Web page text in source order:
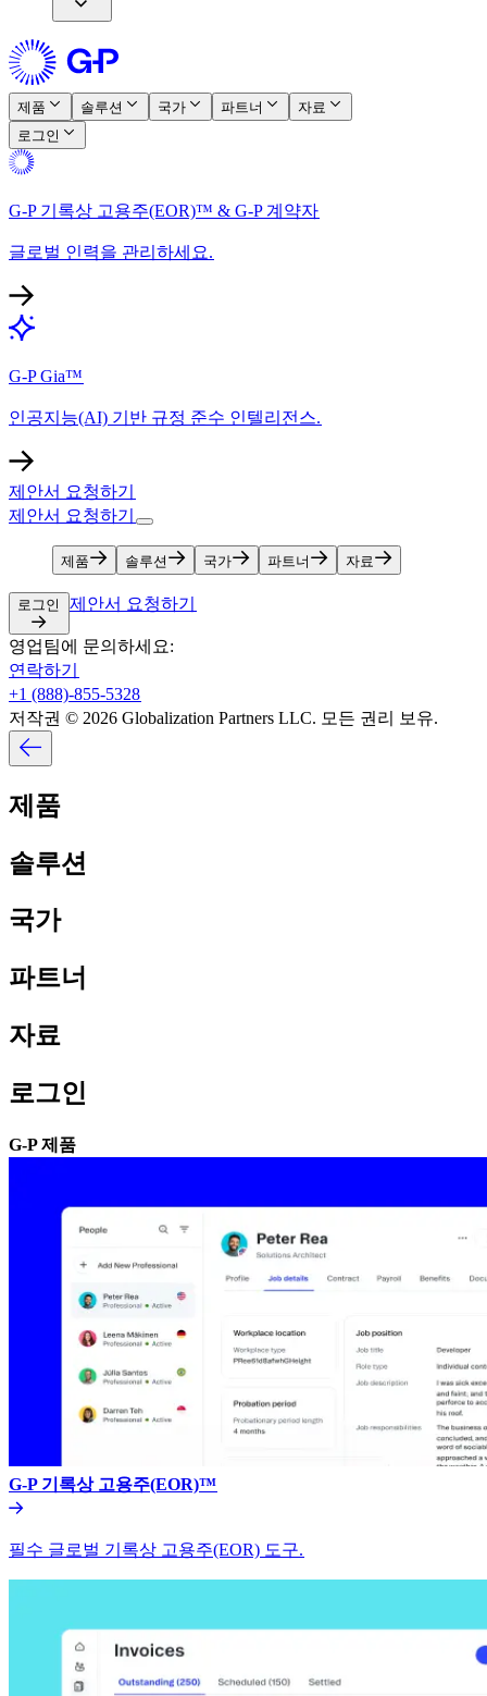
제품​​ 솔루션​​ 국가​​ 파트너​​
자료​​
로그인​​
G-P 기록상 고용주(EOR)™ & G-P 계약자​​
글로벌 인력을 관리하세요.​​
G-P Gia™​​
인공지능(AI) 기반 규정 준수 인텔리전스.​​
제안서 요청하기​​
제안서 요청하기​​
제품​​ 솔루션​​ 국가​​ 파트너​​ 자료​​
로그인​​ 제안서 요청하기​​
영업팀에 문의하세요:​​
연락하기​​
+1 (888)-855-5328​​
저작권 © 2026 Globalization Partners LLC. 모든 권리 보유.​​
제품​​
솔루션​​
국가​​
파트너​​
자료​​
로그인​​
G-P 제품​​
G-P 기록상 고용주(EOR)™​​
필수 글로벌 기록상 고용주(EOR) 도구.​​